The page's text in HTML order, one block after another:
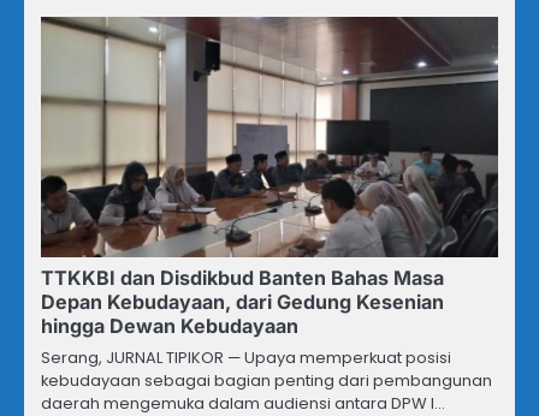
TTKKBI dan Disdikbud Banten Bahas Masa
Depan Kebudayaan, dari Gedung Kesenian
hingga Dewan Kebudayaan
Serang, JURNAL TIPIKOR — Upaya memperkuat posisi
kebudayaan sebagai bagian penting dari pembangunan
daerah mengemuka dalam audiensi antara DPW I…